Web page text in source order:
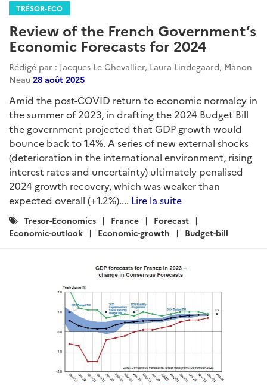
TRÉSOR-ECO
Review of the French Government’s
Economic Forecasts for 2024
Rédigé par : Jacques Le Chevallier, Laura Lindegaard, Manon
Neau 28 août 2025
Amid the post-COVID return to economic normalcy in
the summer of 2023, in drafting the 2024 Budget Bill
the government projected that GDP growth would
bounce back to 1.4%. A series of new external shocks
(deterioration in the international environment, rising
interest rates and uncertainty) ultimately penalised
2024 growth recovery, which was weaker than
expected overall (+1.2%).... Lire la suite
Catégories
:
Tresor-Economics France
Forecast
Economic-outlook
Economic-growth Budget-bill